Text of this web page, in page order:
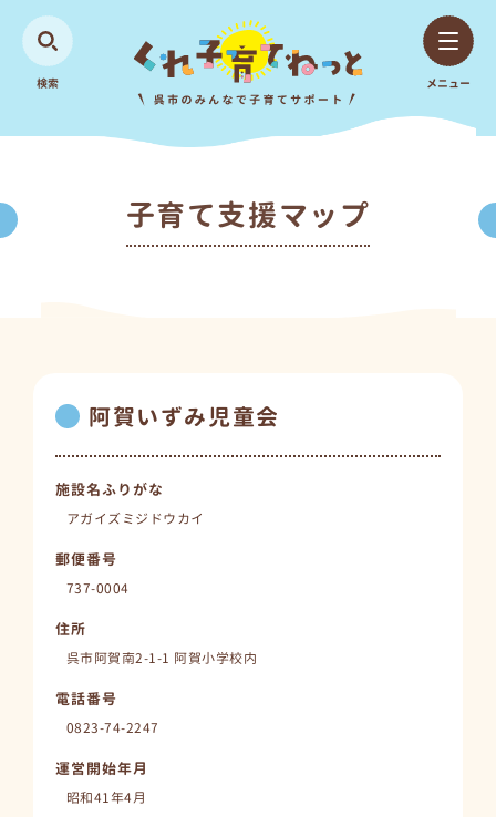
検索 メニュー
子育て支援マップ
阿賀いずみ児童会
施設名ふりがな
アガイズミジドウカイ
郵便番号
737-0004
住所
呉市阿賀南2-1-1 阿賀小学校内
電話番号
0823-74-2247
運営開始年月
昭和41年4月